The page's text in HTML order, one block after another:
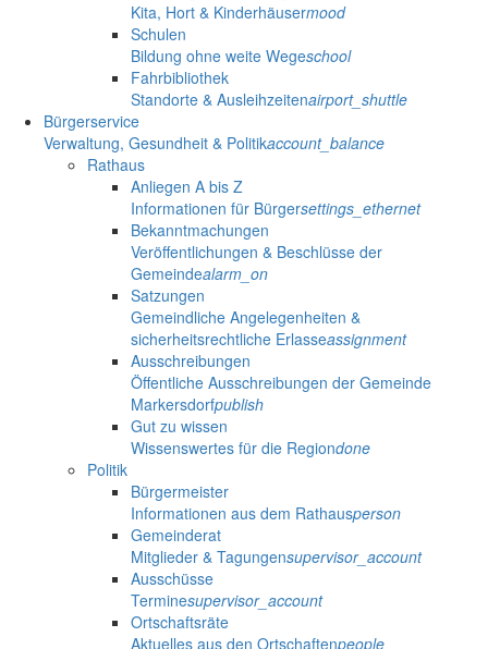
Kita, Hort & Kinderhäusermood
Schulen
Bildung ohne weite Wegeschool
Fahrbibliothek
Standorte & Ausleihzeitenairport_shuttle
Bürgerservice
Verwaltung, Gesundheit & Politikaccount_balance
Rathaus
Anliegen A bis Z
Informationen für Bürgersettings_ethernet
Bekanntmachungen
Veröffentlichungen & Beschlüsse der
Gemeindealarm_on
Satzungen
Gemeindliche Angelegenheiten &
sicherheitsrechtliche Erlasseassignment
Ausschreibungen
Öffentliche Ausschreibungen der Gemeinde
Markersdorfpublish
Gut zu wissen
Wissenswertes für die Regiondone
Politik
Bürgermeister
Informationen aus dem Rathausperson
Gemeinderat
Mitglieder & Tagungensupervisor_account
Ausschüsse
Terminesupervisor_account
Ortschaftsräte
Aktuelles aus den Ortschaftenpeople